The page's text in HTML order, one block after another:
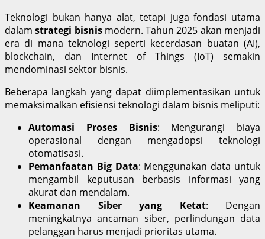
Teknologi bukan hanya alat, tetapi juga fondasi utama
dalamstrategi bisnismodern. Tahun 2025 akan menjadi
era di mana teknologi seperti kecerdasan buatan (AI),
blockchain, dan Internet of Things (IoT) semakin
mendominasi sektor bisnis.
Beberapa langkah yang dapat diimplementasikan untuk
memaksimalkan efisiensi teknologi dalam bisnis meliputi:
Automasi Proses Bisnis: Mengurangi biaya
operasional dengan mengadopsi teknologi
otomatisasi.
Pemanfaatan Big Data: Menggunakan data untuk
mengambil keputusan berbasis informasi yang
akurat dan mendalam.
Keamanan Siber yang Ketat: Dengan
meningkatnya ancaman siber, perlindungan data
pelanggan harus menjadi prioritas utama.